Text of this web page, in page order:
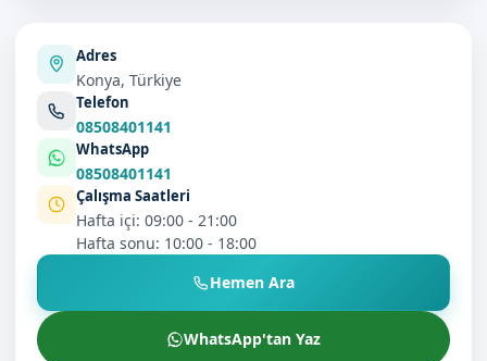
Adres
Konya, Türkiye
Telefon
08508401141
WhatsApp
08508401141
Çalışma Saatleri
Hafta içi: 09:00 - 21:00
Hafta sonu: 10:00 - 18:00
Hemen Ara
WhatsApp'tan Yaz